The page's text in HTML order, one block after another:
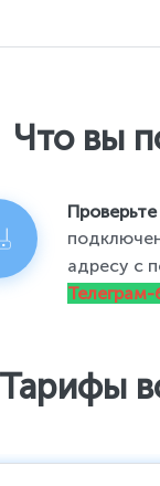
Что вы
адресу с
Телеграм-
Тарифы